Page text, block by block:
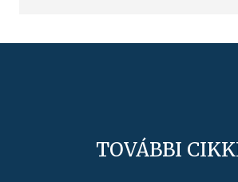
TOVÁBBI